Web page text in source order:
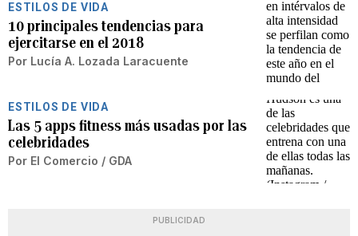
ESTILOS DE VIDA
10 principales tendencias para
ejercitarse en el 2018
Por Lucía A. Lozada Laracuente
ESTILOS DE VIDA
Las 5 apps fitness más usadas por las
celebridades
Por El Comercio / GDA
PUBLICIDAD